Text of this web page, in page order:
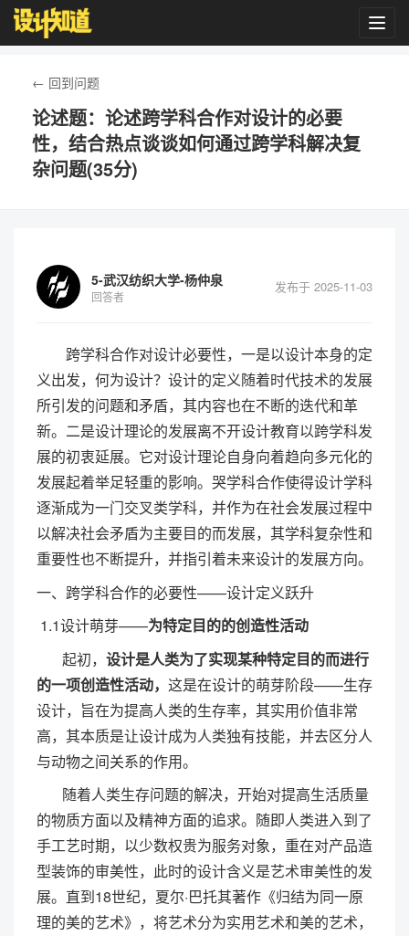
← 回到问题
论述题：论述跨学科合作对设计的必要
性，结合热点谈谈如何通过跨学科解决复
杂问题(35分)
5-武汉纺织大学-杨仲泉
回答者
发布于 2025-11-03
跨学科合作对设计必要性，一是以设计本身的定
义出发，何为设计？设计的定义随着时代技术的发展
所引发的问题和矛盾，其内容也在不断的迭代和革
新。二是设计理论的发展离不开设计教育以跨学科发
展的初衷延展。它对设计理论自身向着趋向多元化的
发展起着举足轻重的影响。哭学科合作使得设计学科
逐渐成为一门交叉类学科，并作为在社会发展过程中
以解决社会矛盾为主要目的而发展，其学科复杂性和
重要性也不断提升，并指引着未来设计的发展方向。
一、跨学科合作的必要性——设计定义跃升
1.1设计萌芽——为特定目的的创造性活动
起初， 设计是人类为了实现某种特定目的而进行
的一项创造性活动， 这是在设计的萌芽阶段——生存
设计，旨在为提高人类的生存率，其实用价值非常
高，其本质是让设计成为人类独有技能，并去区分人
与动物之间关系的作用。
随着人类生存问题的解决，开始对提高生活质量
的物质方面以及精神方面的追求。随即人类进入到了
手工艺时期，以少数权贵为服务对象，重在对产品造
型装饰的审美性，此时的设计含义是艺术审美性的发
展。直到18世纪，夏尔·巴托其著作《归结为同一原
理的美的艺术》，将艺术分为实用艺术和美的艺术，